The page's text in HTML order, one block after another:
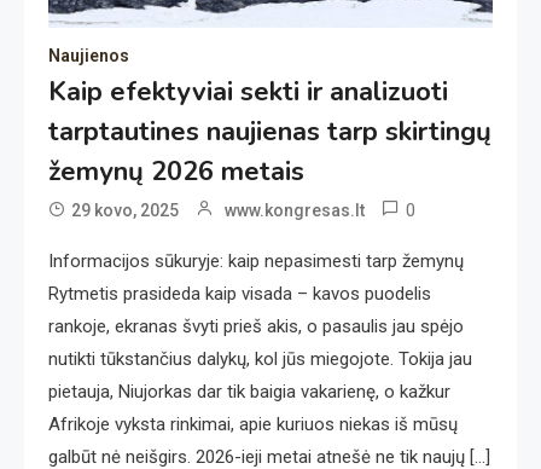
Naujienos
Kaip efektyviai sekti ir analizuoti
tarptautines naujienas tarp skirtingų
žemynų 2026 metais
29 kovo, 2025 www.kongresas.lt 0
Informacijos sūkuryje: kaip nepasimesti tarp žemynų
Rytmetis prasideda kaip visada – kavos puodelis
rankoje, ekranas švyti prieš akis, o pasaulis jau spėjo
nutikti tūkstančius dalykų, kol jūs miegojote. Tokija jau
pietauja, Niujorkas dar tik baigia vakarienę, o kažkur
Afrikoje vyksta rinkimai, apie kuriuos niekas iš mūsų
galbūt nė neišgirs. 2026-ieji metai atnešė ne tik naujų […]